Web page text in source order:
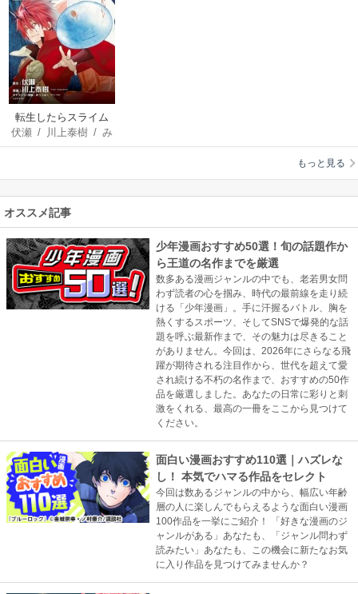
転生したらスライム
だった件
伏瀬 / 川上泰樹 /み
っつばー
もっと見る
オススメ記事
少年漫画おすすめ50選！旬の話題作か
ら王道の名作までを厳選
数多ある漫画ジャンルの中でも、老若男女問
わず読者の心を掴み、時代の最前線を走り続
ける「少年漫画」。手に汗握るバトル、胸を
熱くするスポーツ、そしてSNSで爆発的な話
題を呼ぶ最新作まで、その魅力は尽きること
がありません。今回は、2026年にさらなる飛
躍が期待される注目作から、世代を超えて愛
され続ける不朽の名作まで、おすすめの50作
品を厳選しました。あなたの日常に彩りと刺
激をくれる、最高の一冊をここから見つけて
ください。
面白い漫画おすすめ110選｜ハズレな
し！ 本気でハマる作品をセレクト
今回は数あるジャンルの中から、幅広い年齢
層の人に楽しんでもらえるような面白い漫画
100作品を一挙にご紹介！ 「好きな漫画のジ
ャンルがある」あなたも、「ジャンル問わず
読みたい」あなたも、この機会に新たなお気
に入り作品を見つけてみませんか？